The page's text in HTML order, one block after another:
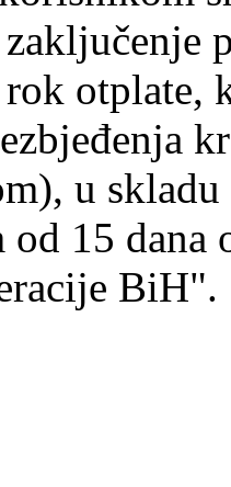
zaključenje
otplate,
u
od 15 dana
BiH".